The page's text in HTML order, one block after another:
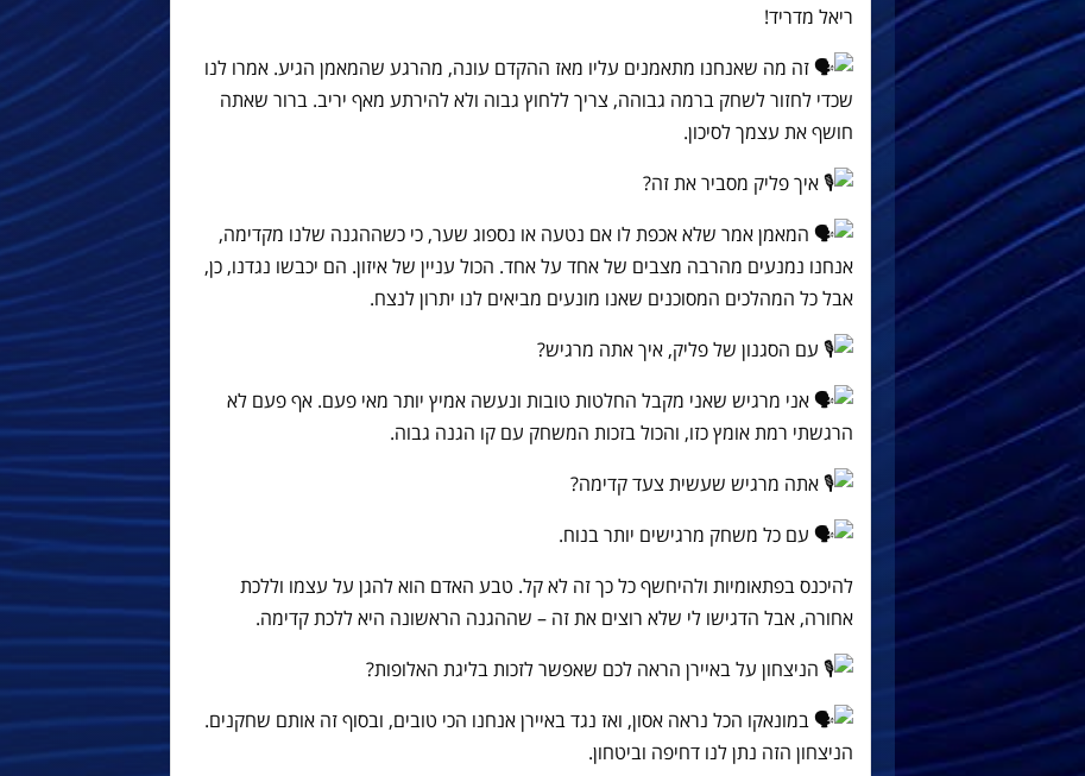
ריאל מדריד!
זה מה שאנחנו מתאמנים עליו מאז ההקדם עונה, מהרגע שהמאמן הגיע. אמרו לנו
שכדי לחזור לשחק ברמה גבוהה, צריך ללחוץ גבוה ולא להירתע מאף יריב. ברור שאתה
חושף את עצמך לסיכון.
איך פליק מסביר את זה?
המאמן אמר שלא אכפת לו אם נטעה או נספוג שער, כי כשההגנה שלנו מקדימה,
אנחנו נמנעים מהרבה מצבים של אחד על אחד. הכול עניין של איזון. הם יכבשו נגדנו, כן,
אבל כל המהלכים המסוכנים שאנו מונעים מביאים לנו יתרון לנצח.
עם הסגנון של פליק, איך אתה מרגיש?
אני מרגיש שאני מקבל החלטות טובות ונעשה אמיץ יותר מאי פעם. אף פעם לא
הרגשתי רמת אומץ כזו, והכול בזכות המשחק עם קו הגנה גבוה.
אתה מרגיש שעשית צעד קדימה?
עם כל משחק מרגישים יותר בנוח.
להיכנס בפתאומיות ולהיחשף כל כך זה לא קל. טבע האדם הוא להגן על עצמו וללכת
אחורה, אבל הדגישו לי שלא רוצים את זה – שההגנה הראשונה היא ללכת קדימה.
הניצחון על באיירן הראה לכם שאפשר לזכות בליגת האלופות?
במונאקו הכל נראה אסון, ואז נגד באיירן אנחנו הכי טובים, ובסוף זה אותם שחקנים.
הניצחון הזה נתן לנו דחיפה וביטחון.